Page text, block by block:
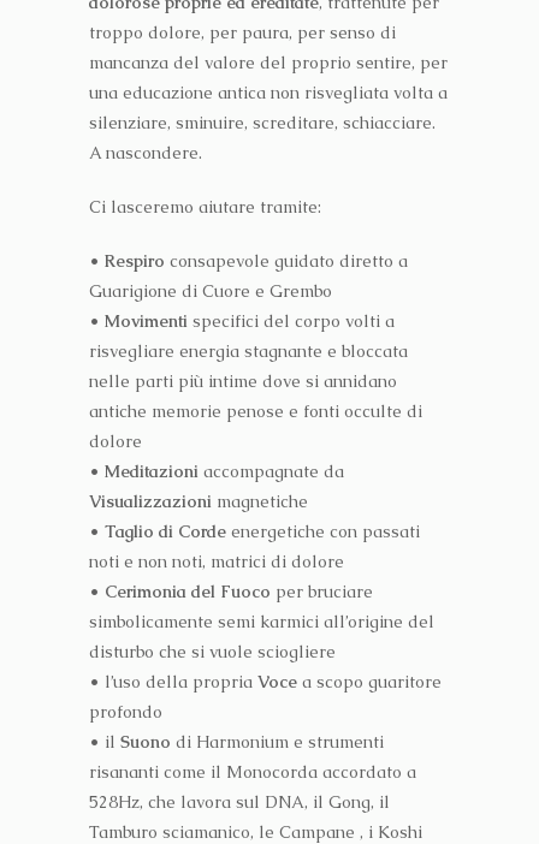
troppo dolore, per paura, per senso di
mancanza del valore del proprio sentire, per
una educazione antica non risvegliata volta a
silenziare, sminuire, screditare, schiacciare.
A nascondere.
Ci lasceremo aiutare tramite:
• Respiro consapevole guidato diretto a
Guarigione di Cuore e Grembo
• Movimenti specifici del corpo volti a
risvegliare energia stagnante e bloccata
nelle parti più intime dove si annidano
antiche memorie penose e fonti occulte di
dolore
• Meditazioni accompagnate da
Visualizzazioni magnetiche
• Taglio di Corde energetiche con passati
noti e non noti, matrici di dolore
• Cerimonia del Fuoco per bruciare
simbolicamente semi karmici all’origine del
disturbo che si vuole sciogliere
• l’uso della propria Voce a scopo guaritore
profondo
• il Suono di Harmonium e strumenti
risananti come il Monocorda accordato a
528Hz, che lavora sul DNA, il Gong, il
Tamburo sciamanico, le Campane , i Koshi